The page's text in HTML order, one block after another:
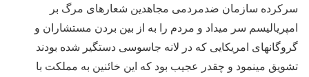
سرکرده سازمان ضدمردمی مجاهدین شعارهای مرگ بر
امپریالیسم سر میداد و مردم را به از بین بردن مستشاران و
گروگانهای امریکایی که در لانه جاسوسی دستگیر شده بودند
تشویق مینمود و چقدر عجیب بود که این خائنین به مملکت با